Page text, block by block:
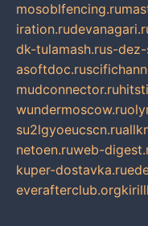
mosoblfencing.ru
iration.ru
dk-tulamash.rus-dez-
asoftdoc.ru
mudconnector.ru
wundermoscow.ru
su2lgyoeucscn.ru
netoen.ruweb-
kuper-dostavka.ru
everafterclub.org